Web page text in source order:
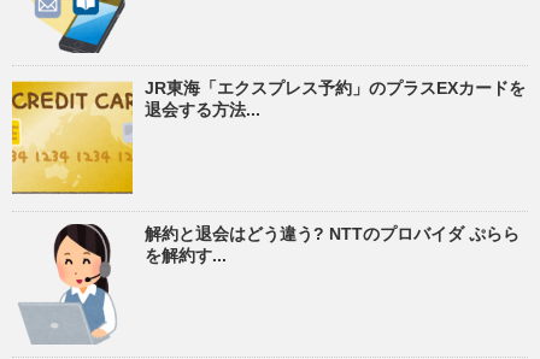
JR東海「エクスプレス予約」のプラスEXカードを
退会する方法...
解約と退会はどう違う? NTTのプロバイダ ぷらら
を解約す...